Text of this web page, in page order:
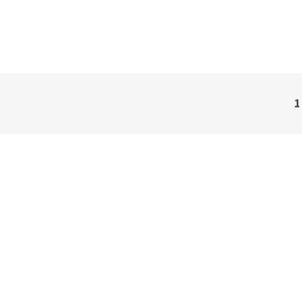
1